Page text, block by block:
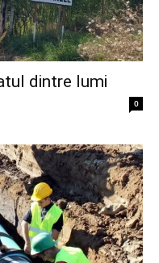
dintre lumi
0